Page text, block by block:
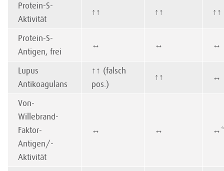
Protein-S-
Aktivität
↑ ↑ ↑ ↑ ↑ ↑
Protein-S-
Antigen, frei
↔ ↔ ↔
Lupus
Antikoagulans
↑ ↑ (falsch
pos.)
↑ ↑ ↔
Von-
Willebrand-
Faktor-
Antigen/-
Aktivität
↔ ↔ ↔*